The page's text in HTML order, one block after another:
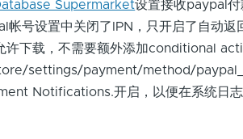
Supermarket设置接收paypal
帐号设置中关闭了IPN，只开启了自动
许下载，不需要额外添加conditional
settings/payment/method/
Notifications.开启，以便在系统日